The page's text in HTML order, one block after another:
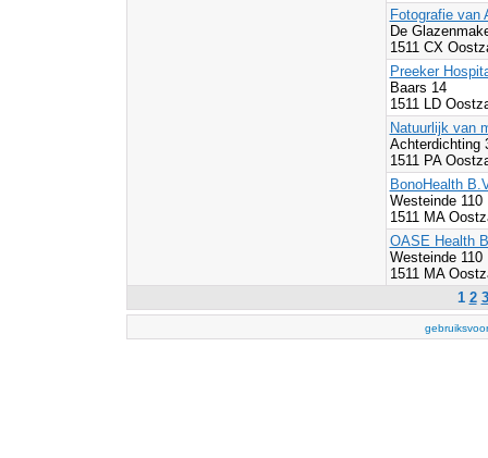
Fotografie van
De
1511 CX
Preeker
Baars 14
1511 LD
Natuurlijk van
Achterdichting
1511 PA
BonoHealth
Westeinde 110
1511 MA
OASE Health
Westeinde 110
1511 MA
1 2 3